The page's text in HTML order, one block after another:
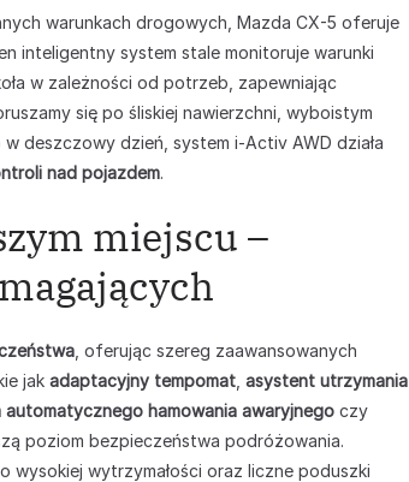
warunkach drogowych, Mazda CX-5 oferuje
inteligentny system stale monitoruje warunki
w zależności od potrzeb, zapewniając
się po śliskiej nawierzchni, wyboistym
deszczowy dzień, system i-Activ AWD działa
nad pojazdem.
miejscu –
, oferując szereg zaawansowanych
jak adaptacyjny tempomat asystent utrzymania
automatycznego hamowania awaryjnego czy
poziom bezpieczeństwa podróżowania.
wytrzymałości oraz liczne poduszki